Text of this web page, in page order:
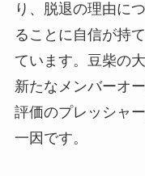
り、脱退の理由に
ることに自信が持
ています。豆柴の
新たなメンバーオ
評価のプレッシャ
一因です​​。